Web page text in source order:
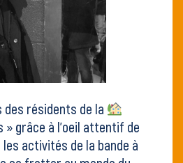
des résidents de la
» grâce à l’oeil attentif de
les activités de la bande à